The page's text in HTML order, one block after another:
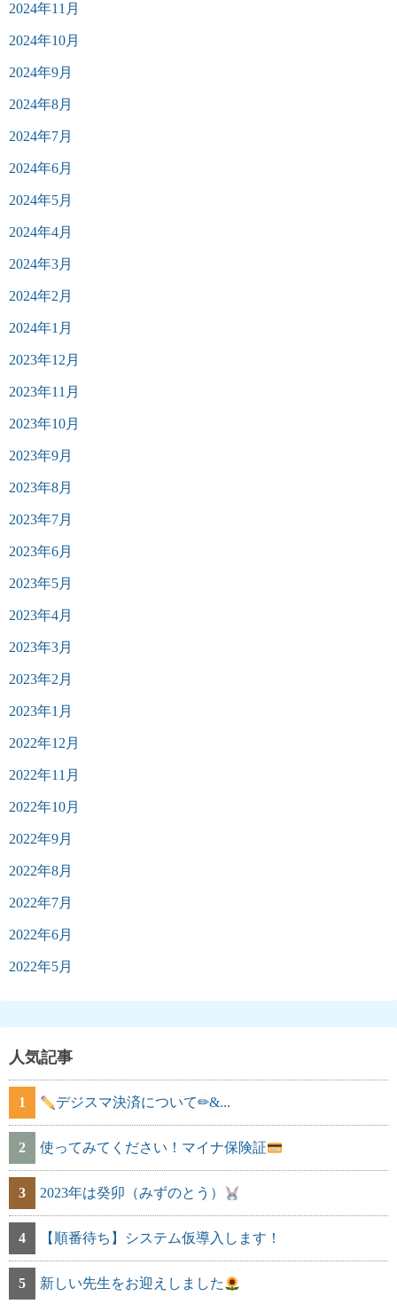
2024年11月
2024年10月
2024年9月
2024年8月
2024年7月
2024年6月
2024年5月
2024年4月
2024年3月
2024年2月
2024年1月
2023年12月
2023年11月
2023年10月
2023年9月
2023年8月
2023年7月
2023年6月
2023年5月
2023年4月
2023年3月
2023年2月
2023年1月
2022年12月
2022年11月
2022年10月
2022年9月
2022年8月
2022年7月
2022年6月
2022年5月
人気記事
1 デジスマ決済について✏&...
2 使ってみてください！マイナ保険証
3 2023年は癸卯（みずのとう）
4 【順番待ち】システム仮導入します！
5 新しい先生をお迎えしました